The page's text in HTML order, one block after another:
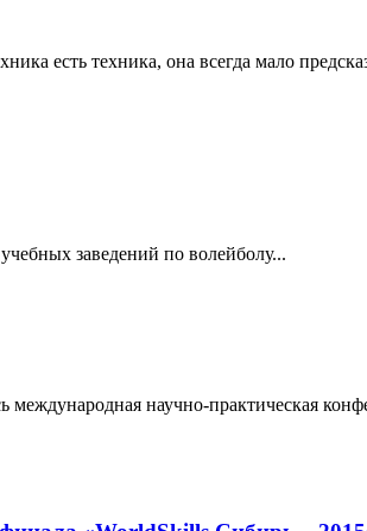
есть техника, она всегда мало
заведений по волейболу...
научно-практическая